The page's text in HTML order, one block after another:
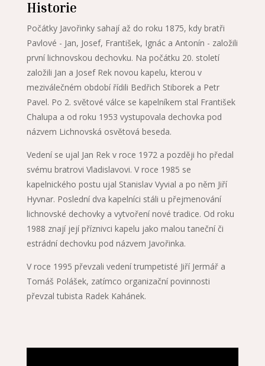
Historie
Počátky Javořinky sahají až do roku 1875, kdy bratři
Pavlové - Jan, Josef, František, Ignác a Antonín - založili
první lichnovskou dechovku. Na počátku 20. století
založili Jan a Josef Rek novou kapelu, kterou v
meziválečném období řídili Bedřich Stiborek a Petr
Pavel. Po 2. světové válce se kapelníkem stal František
Chalupa a od roku 1953 vystupovala dechovka pod
názvem Lichnovská osvětová beseda.
Vedení se ujal Jan Rek v roce 1972 a později ho předal
svému bratrovi Vladislavovi. V roce 1985 se
kapelnického postu ujal Stanislav Vyvial a po něm Jiří
Hyvnar. Poslední dva kapelníci stáli u přejmenování
lichnovské dechovky a vytvoření nové tradice. Od roku
1988 znají její příznivci kapelu jako malou taneční či
estrádní dechovku pod názvem Javořinka.
V roce 1995 převzali vedení trumpetisté Jiří Jermář a
Tomáš Polášek, zatímco organizační povinnosti
převzal tubista Radek Kahánek.